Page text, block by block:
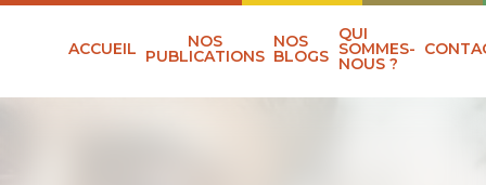
ACCUEIL NOS
PUBLICATIONS
NOS
BLOGS
QUI
SOMMES-
NOUS ?